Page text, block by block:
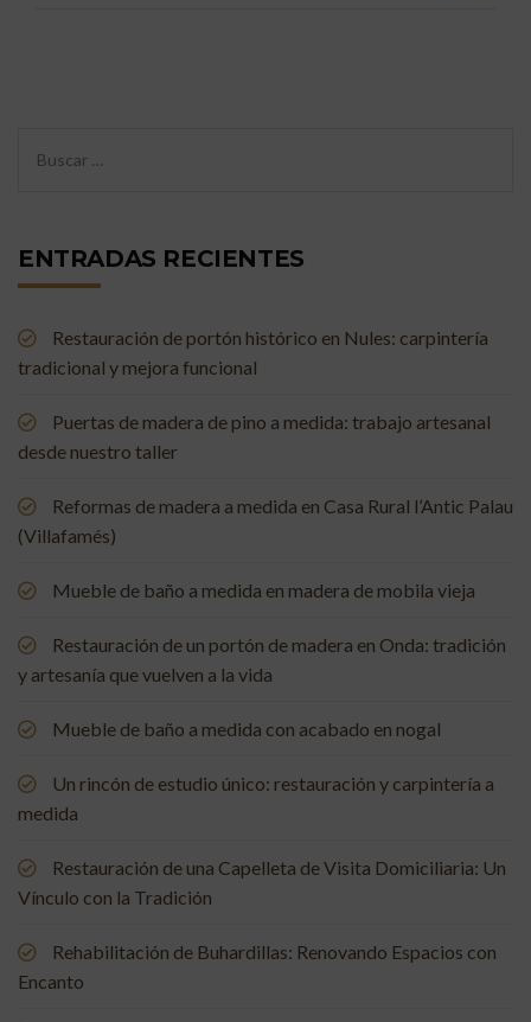
ENTRADAS RECIENTES
Restauración de portón histórico en Nules: carpintería
tradicional y mejora funcional
Puertas de madera de pino a medida: trabajo artesanal
desde nuestro taller
Reformas de madera a medida en Casa Rural l’Antic Palau
(Villafamés)
Mueble de baño a medida en madera de mobila vieja
Restauración de un portón de madera en Onda: tradición
y artesanía que vuelven a la vida
Mueble de baño a medida con acabado en nogal
Un rincón de estudio único: restauración y carpintería a
medida
Restauración de una Capelleta de Visita Domiciliaria: Un
Vínculo con la Tradición
Rehabilitación de Buhardillas: Renovando Espacios con
Encanto